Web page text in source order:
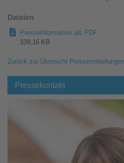
Dateien
Presseinformation als PDF
109,16 KB
Zurück zur Übersicht Pressemitteilungen
Pressekontakt